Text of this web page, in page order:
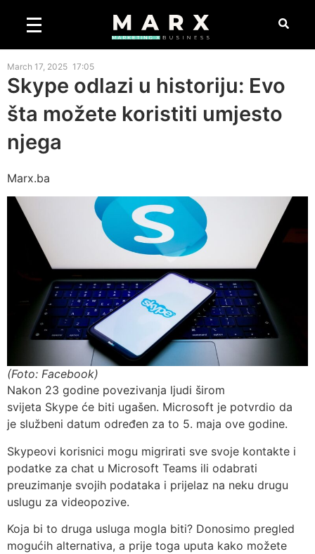
March 17, 2025 17:05
Skype odlazi u historiju: Evo
šta možete koristiti umjesto
njega
Marx.ba
(Foto: Facebook)
Nakon 23 godine povezivanja ljudi širom
svijeta Skype će biti ugašen. Microsoft je potvrdio da
je službeni datum određen za to 5. maja ove godine.
Skypeovi korisnici mogu migrirati sve svoje kontakte i
podatke za chat u Microsoft Teams ili odabrati
preuzimanje svojih podataka i prijelaz na neku drugu
uslugu za videopozive.
Koja bi to druga usluga mogla biti? Donosimo pregled
mogućih alternativa, a prije toga uputa kako možete